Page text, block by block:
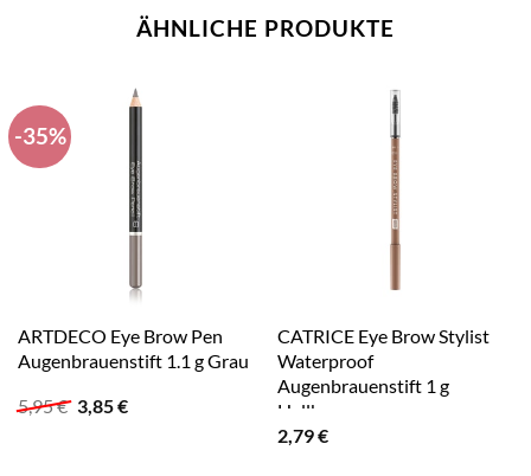
ÄHNLICHE PRODUKTE
-35%
ARTDECO Eye Brow Pen
Augenbrauenstift 1.1 g Grau
5,95€ Ursprünglicher
Preis
3,85€Aktueller
CATRICE Eye Brow Stylist
Waterproof
Augenbrauenstift 1 g
Hellbraun
2,79€